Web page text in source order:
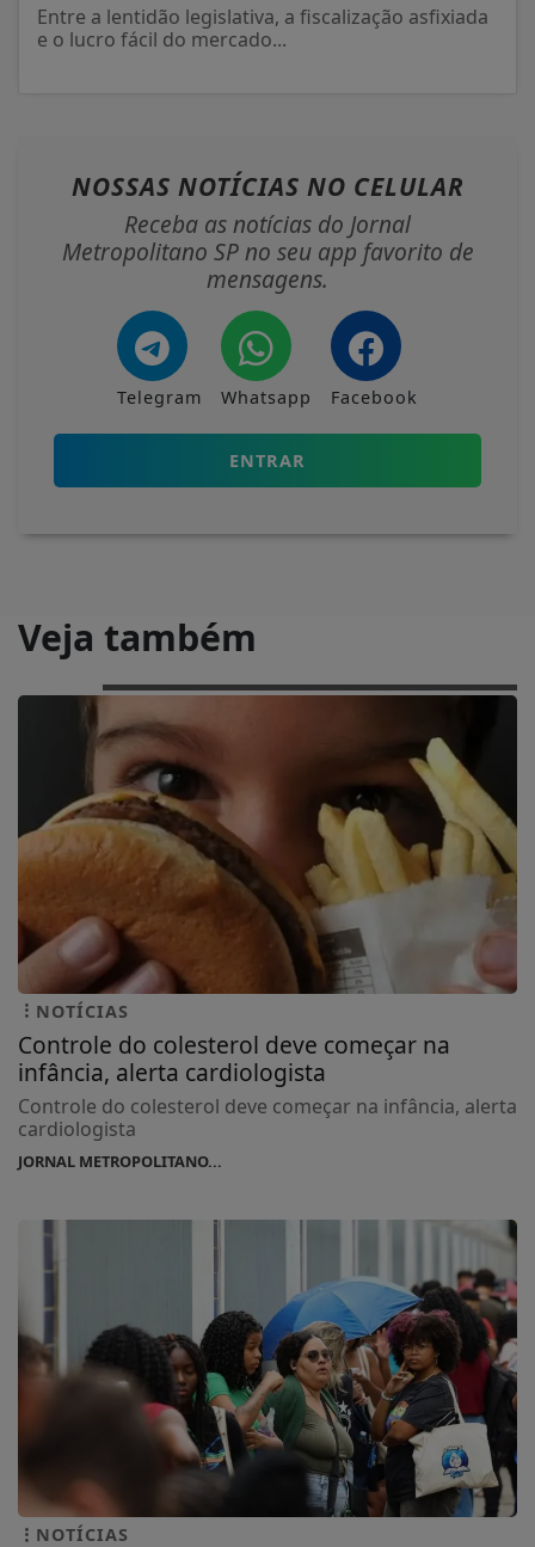
Entre a lentidão legislativa, a fiscalização asfixiada
e o lucro fácil do mercado...
NOSSAS NOTÍCIAS NO CELULAR
Receba as notícias do Jornal
Metropolitano SP no seu app favorito de
mensagens.
Telegram Whatsapp Facebook
ENTRAR
Veja também
NOTÍCIAS
Controle do colesterol deve começar na
infância, alerta cardiologista
Controle do colesterol deve começar na infância, alerta
cardiologista
JORNAL METROPOLITANO...
NOTÍCIAS